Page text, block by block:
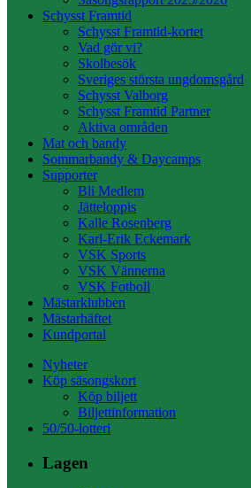
Schysst Framtid
Schysst Framtid-kortet
Vad gör vi?
Skolbesök
Sveriges största ungdomsgård
Schysst Valborg
Schysst Framtid Partner
Aktiva områden
Mat och bandy
Sommarbandy & Daycamps
Supporter
Bli Medlem
Jätteloppis
Kalle Rosenberg
Karl-Erik Eckemark
VSK Sports
VSK Vännerna
VSK Fotboll
Mästarklubben
Mästarhäftet
Kundportal
Nyheter
Köp säsongskort
Köp biljett
Biljettinformation
50/50-lotteri
Lagen